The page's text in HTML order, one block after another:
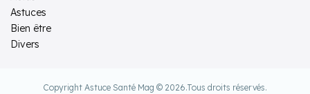
Astuces
Bien être
Divers
Copyright Astuce Santé Mag © 2026.Tous droits réservés.